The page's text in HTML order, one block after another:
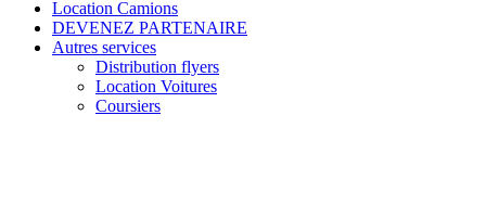
Location Camions
DEVENEZ PARTENAIRE
Autres services
Distribution flyers
Location Voitures
Coursiers